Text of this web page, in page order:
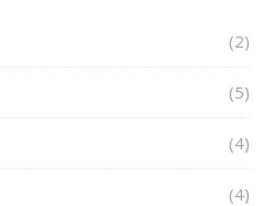
(2)
(5)
(4)
(4)